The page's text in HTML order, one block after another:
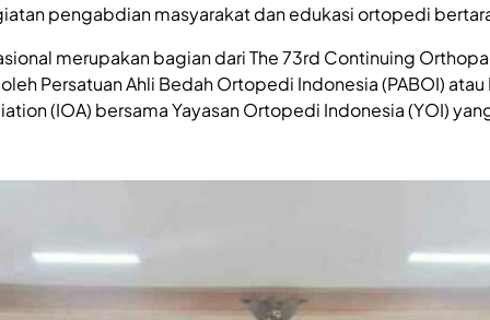
pengabdian masyarakat dan edukasi ortopedi
merupakan bagian dari The 73rd Continuing
Persatuan Ahli Bedah Ortopedi Indonesia (PABOI)
(IOA) bersama Yayasan Ortopedi Indonesia (YOI)